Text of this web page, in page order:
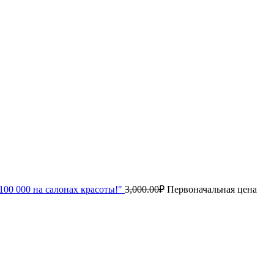
000 на салонах красоты!" 3,000.00₽ Первоначальная цена